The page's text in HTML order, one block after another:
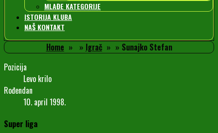
MLAĐE KATEGORIJE
ISTORIJA KLUBA
NAŠ KONTAKT
Home Igrač
Sunajko Stefan
Pozicija
Levo krilo
Rođendan
10. april 1998.
Super liga